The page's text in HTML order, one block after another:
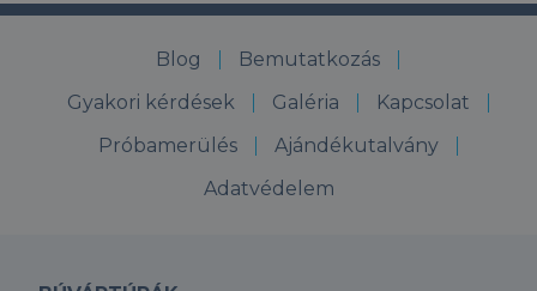
Blog
Bemutatkozás
Gyakori kérdések
Galéria
Kapcsolat
Próbamerülés
Ajándékutalvány
Adatvédelem